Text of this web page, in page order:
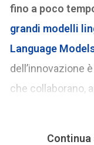
fino a poco
grandi modelli
Language
dell’innovazione
che collaborano,